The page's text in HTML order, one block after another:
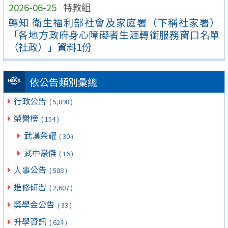
2026-06-25 特教組
轉知 衛生福利部社會及家庭署（下稱社家署）
「各地方政府身心障礙者生涯轉銜服務窗口名單
（社政）」資料1份
依公告類別彙總
行政公告 ( 5,898 )
榮譽榜 ( 154 )
武漢榮耀 ( 30 )
武中豪傑 ( 16 )
人事公告 ( 588 )
進修研習 ( 2,607 )
獎學金公告 ( 33 )
升學資訊 ( 624 )